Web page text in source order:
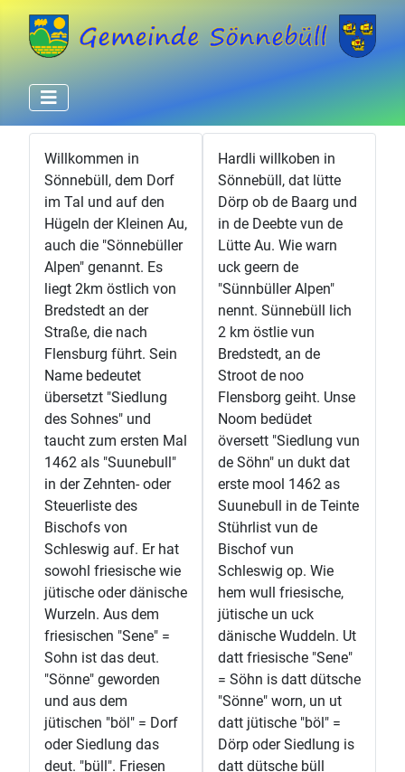
Willkommen in
Sönnebüll, dem Dorf
im Tal und auf den
Hügeln der Kleinen Au,
auch die "Sönnebüller
Alpen" genannt. Es
liegt 2km östlich von
Bredstedt an der
Straße, die nach
Flensburg führt. Sein
Name bedeutet
übersetzt "Siedlung
des Sohnes" und
taucht zum ersten Mal
1462 als "Suunebull"
in der Zehnten- oder
Steuerliste des
Bischofs von
Schleswig auf. Er hat
sowohl friesische wie
jütische oder dänische
Wurzeln. Aus dem
friesischen "Sene" =
Sohn ist das deut.
"Sönne" geworden
und aus dem
jütischen "böl" = Dorf
oder Siedlung das
deut. "büll". Friesen
Hardli willkoben in
Sönnebüll, dat lütte
Dörp ob de Baarg und
in de Deebte vun de
Lütte Au. Wie warn
uck geern de
"Sünnbüller Alpen"
nennt. Sünnebüll lich
2 km östlie vun
Bredstedt, an de
Stroot de noo
Flensborg geiht. Unse
Noom bedüdet
översett "Siedlung vun
de Söhn" un dukt dat
erste mool 1462 as
Suunebull in de Teinte
Stührlist vun de
Bischof vun
Schleswig op. Wie
hem wull friesische,
jütische un uck
dänische Wuddeln. Ut
datt friesische "Sene"
= Söhn is datt dütsche
"Sönne" worn, un ut
datt jütische "böl" =
Dörp oder Siedlung is
datt dütsche büll